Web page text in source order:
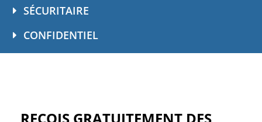
SÉCURITAIRE
CONFIDENTIEL